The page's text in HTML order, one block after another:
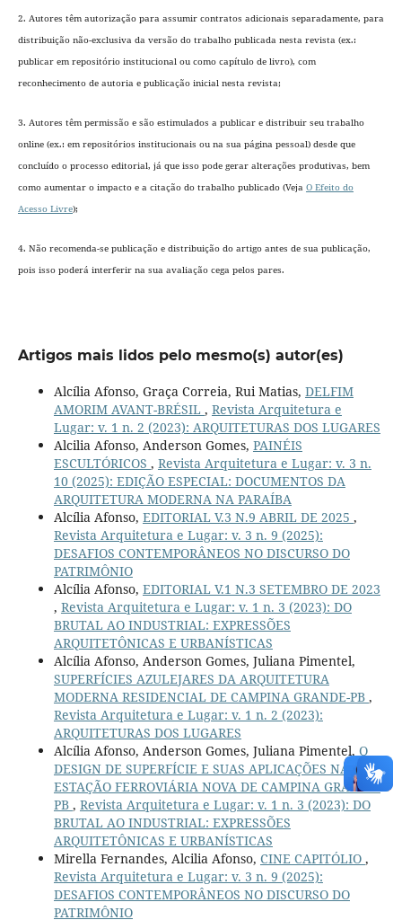
2. Autores têm autorização para assumir contratos adicionais separadamente, para
distribuição não-exclusiva da versão do trabalho publicada nesta revista (ex.:
publicar em repositório institucional ou como capítulo de livro), com
reconhecimento de autoria e publicação inicial nesta revista;
3. Autores têm permissão e são estimulados a publicar e distribuir seu trabalho
online (ex.: em repositórios institucionais ou na sua página pessoal) desde que
concluído o processo editorial, já que isso pode gerar alterações produtivas, bem
como aumentar o impacto e a citação do trabalho publicado (Veja O Efeito do
Acesso Livre);
4. Não recomenda-se publicação e distribuição do artigo antes de sua publicação,
pois isso poderá interferir na sua avaliação cega pelos pares.
Artigos mais lidos pelo mesmo(s) autor(es)
Alcília Afonso, Graça Correia, Rui Matias, DELFIM
AMORIM AVANT-BRÉSIL , Revista Arquitetura e
Lugar: v. 1 n. 2 (2023): ARQUITETURAS DOS LUGARES
Alcilia Afonso, Anderson Gomes, PAINÉIS
ESCULTÓRICOS , Revista Arquitetura e Lugar: v. 3 n.
10 (2025): EDIÇÃO ESPECIAL: DOCUMENTOS DA
ARQUITETURA MODERNA NA PARAÍBA
Alcília Afonso, EDITORIAL V.3 N.9 ABRIL DE 2025 ,
Revista Arquitetura e Lugar: v. 3 n. 9 (2025):
DESAFIOS CONTEMPORÂNEOS NO DISCURSO DO
PATRIMÔNIO
Alcília Afonso, EDITORIAL V.1 N.3 SETEMBRO DE 2023
, Revista Arquitetura e Lugar: v. 1 n. 3 (2023): DO
BRUTAL AO INDUSTRIAL: EXPRESSÕES
ARQUITETÔNICAS E URBANÍSTICAS
Alcília Afonso, Anderson Gomes, Juliana Pimentel,
SUPERFÍCIES AZULEJARES DA ARQUITETURA
MODERNA RESIDENCIAL DE CAMPINA GRANDE-PB ,
Revista Arquitetura e Lugar: v. 1 n. 2 (2023):
ARQUITETURAS DOS LUGARES
Alcília Afonso, Anderson Gomes, Juliana Pimentel, O
DESIGN DE SUPERFÍCIE E SUAS APLICAÇÕES NA
ESTAÇÃO FERROVIÁRIA NOVA DE CAMPINA GRANDE-
PB , Revista Arquitetura e Lugar: v. 1 n. 3 (2023): DO
BRUTAL AO INDUSTRIAL: EXPRESSÕES
ARQUITETÔNICAS E URBANÍSTICAS
Mirella Fernandes, Alcilia Afonso, CINE CAPITÓLIO ,
Revista Arquitetura e Lugar: v. 3 n. 9 (2025):
DESAFIOS CONTEMPORÂNEOS NO DISCURSO DO
PATRIMÔNIO